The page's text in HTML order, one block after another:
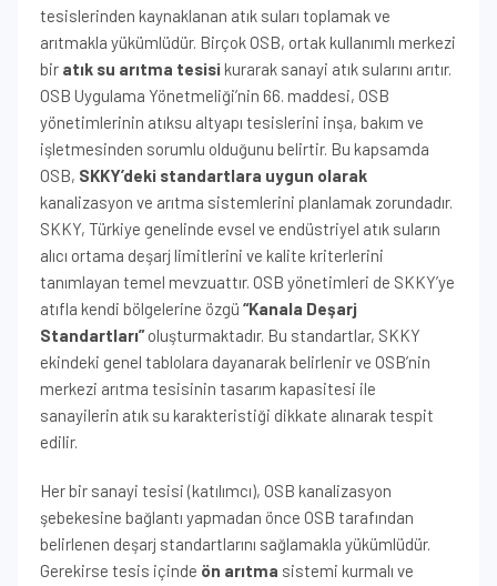
tesislerinden kaynaklanan atık suları toplamak ve
arıtmakla yükümlüdür. Birçok OSB, ortak kullanımlı merkezi
bir atık su arıtma tesisi kurarak sanayi atık sularını arıtır.
OSB Uygulama Yönetmeliği’nin 66. maddesi, OSB
yönetimlerinin atıksu altyapı tesislerini inşa, bakım ve
işletmesinden sorumlu olduğunu belirtir. Bu kapsamda
OSB, SKKY’deki standartlara uygun olarak
kanalizasyon ve arıtma sistemlerini planlamak zorundadır.
SKKY, Türkiye genelinde evsel ve endüstriyel atık suların
alıcı ortama deşarj limitlerini ve kalite kriterlerini
tanımlayan temel mevzuattır. OSB yönetimleri de SKKY’ye
atıfla kendi bölgelerine özgü “Kanala Deşarj
Standartları”oluşturmaktadır. Bu standartlar, SKKY
ekindeki genel tablolara dayanarak belirlenir ve OSB’nin
merkezi arıtma tesisinin tasarım kapasitesi ile
sanayilerin atık su karakteristiği dikkate alınarak tespit
edilir.
Her bir sanayi tesisi (katılımcı), OSB kanalizasyon
şebekesine bağlantı yapmadan önce OSB tarafından
belirlenen deşarj standartlarını sağlamakla yükümlüdür.
Gerekirse tesis içinde ön arıtma sistemi kurmalı ve